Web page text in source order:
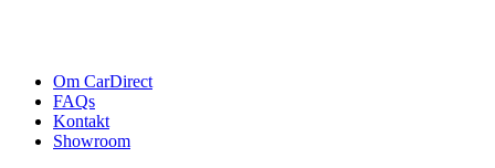
Om CarDirect
FAQs
Kontakt
Showroom